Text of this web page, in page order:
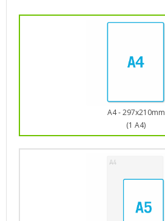
A4 - 297x210mm
(1 A4)